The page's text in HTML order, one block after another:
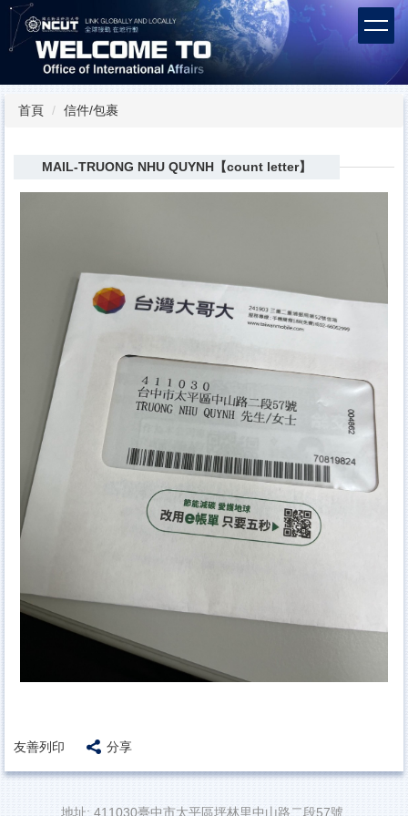
跳
到
主
內
容首頁 信件/包裹
MAIL-TRUONG NHU QUYNH【count letter】
友善列印 分享
地址: 411030臺中市太平區坪林里中山路二段57號